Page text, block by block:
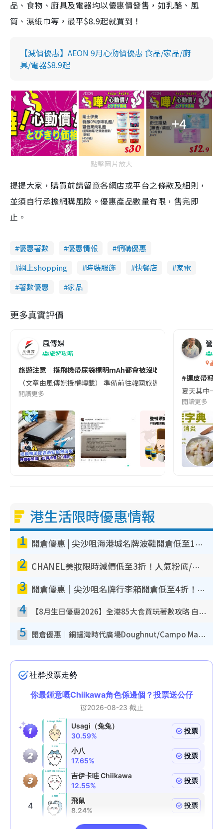
品、食物、廚具及電器均以優惠價發售，如乳酪、風
筒、濕紙巾等，最平$8.9起就買到！
【減價優惠】AEON 9月心動價優惠 食品/家品/廚
具/電器$8.9起
+4
點擊圖片放大
提提大家，購買前請留意各網店或平台之條款及細則，
並須自行承擔網購風險。優惠產品數量有限，售完即
止。
優惠著數 優惠情報
網購優惠
網上shopping
時裝服飾 快餐店
家電
著數優惠
家品
更多真實評價
風傳媒
旅遊攻略
旅遊注意｜搭飛機帶尿袋標明mAh都會被沒收😱出發前切記檢查
（文章由風傳媒授權轉載） 準備前往韓國旅遊的民眾，近期要
閱讀更多
營養
香港
#連皮帶籽
夏天其中一
閱讀更多
港生活限時優惠情報
1 開倉優惠 | 尖沙咀海港城名牌波鞋開倉低至1折！On鞋$899起／Joy&Peace鞋履$98起
2 CHANEL美妝限時減價低至3折！人氣粉底/唇膏/精華液低至$275！COCO香水都有平
3 開倉優惠｜尖沙咀名牌行李箱開倉低至4折！一連5日 American Tourister/ace./Hallmark $200起！
4 【8月生日優惠2026】全港85大食買玩著數攻略 自助餐/火鍋放題同行免費＋誠品/DONKI送現金券
5 開倉優惠｜銅鑼灣時代廣場Doughnut/Campo Marzio開倉低至1折！背囊、書包、手袋劈價$200起